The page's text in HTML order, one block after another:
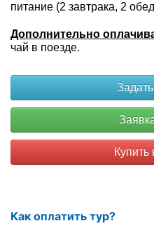
питание (2 завтрака, 2
Дополнительно
чай в поезде.
Купить
Как оплатить тур?